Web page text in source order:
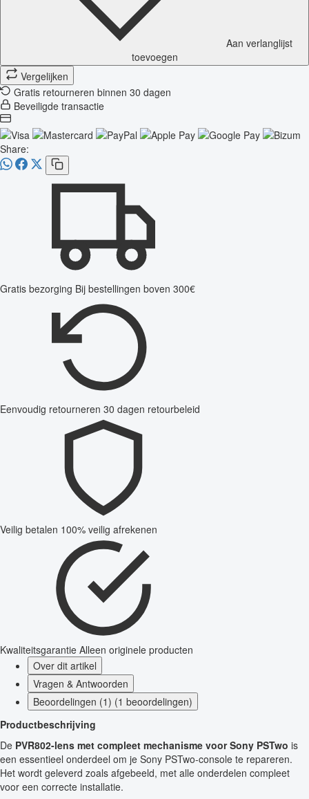
Aan verlanglijst
toevoegen
Vergelijken
Gratis retourneren binnen 30 dagen
Beveiligde transactie
Share:
Gratis bezorging Bij bestellingen boven 300€
Eenvoudig retourneren 30 dagen retourbeleid
Veilig betalen 100% veilig afrekenen
Kwaliteitsgarantie Alleen originele producten
Over dit artikel
Vragen & Antwoorden
Beoordelingen (1) (1 beoordelingen)
Productbeschrijving
De PVR802-lens met compleet mechanisme voor Sony PSTwo is
een essentieel onderdeel om je Sony PSTwo-console te repareren.
Het wordt geleverd zoals afgebeeld, met alle onderdelen compleet
voor een correcte installatie.